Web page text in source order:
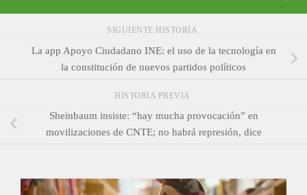
SIGUIENTE HISTORIA
La app Apoyo Ciudadano INE: el uso de la tecnología en
la constitución de nuevos partidos políticos
HISTORIA PREVIA
Sheinbaum insiste: “hay mucha provocación” en
movilizaciones de CNTE; no habrá represión, dice